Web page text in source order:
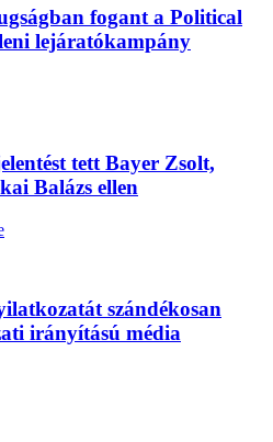
fogant a Political
lejáratókampány
tett Bayer Zsolt,
Balázs ellen
szándékosan
irányítású média